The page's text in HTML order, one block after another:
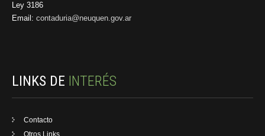
Ley 3186
Email: contaduria@neuquen.gov.ar
LINKS DE INTERÉS
Contacto
Otros Links